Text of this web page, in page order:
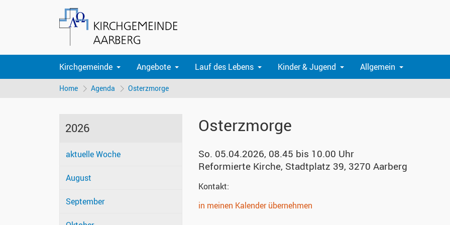
Kirchgemeinde Angebote Lauf des Lebens Kinder & Jugend Allgemein
Home Agenda Osterzmorge
2026
aktuelle Woche
August
September
Osterzmorge
So. 05.04.2026, 08.45 bis 10.00 Uhr
Reformierte Kirche, Stadtplatz 39, 3270 Aarberg
Kontakt:
in meinen Kalender übernehmen